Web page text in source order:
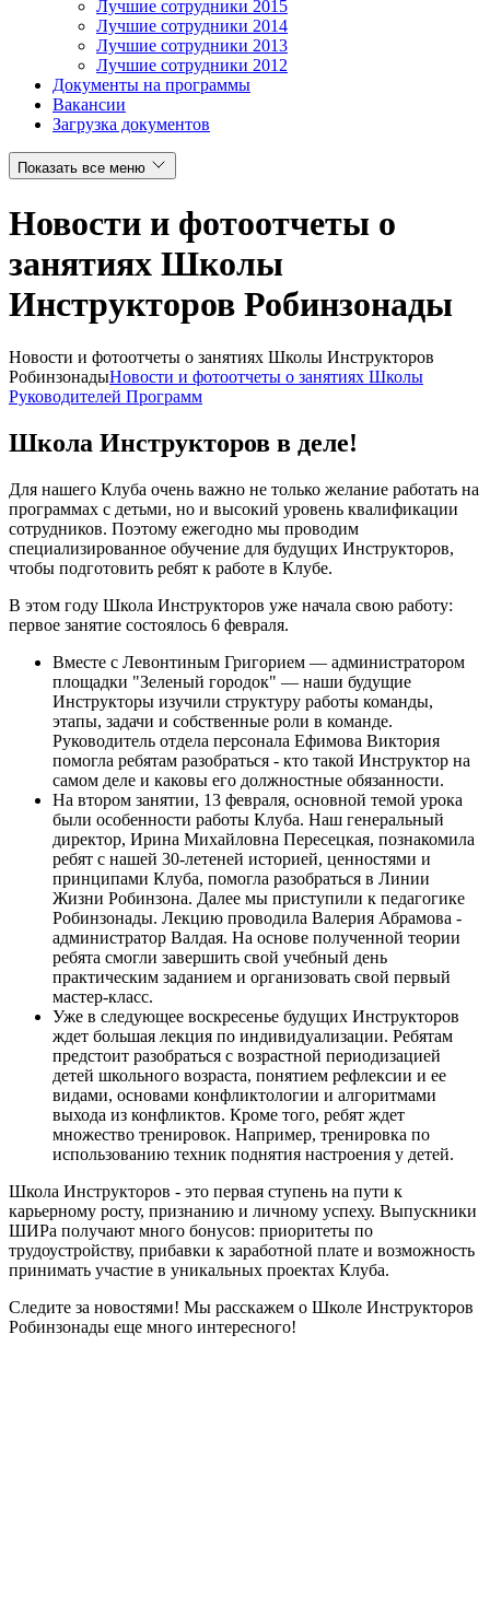
Лучшие сотрудники 2015
Лучшие сотрудники 2014
Лучшие сотрудники 2013
Лучшие сотрудники 2012
Документы на программы
Вакансии
Загрузка документов
Показать все меню
Новости и фотоотчеты о
занятиях Школы
Инструкторов Робинзонады
Новости и фотоотчеты о занятиях Школы Инструкторов
РобинзонадыНовости и фотоотчеты о занятиях Школы
Руководителей Программ
Школа Инструкторов в деле!
Для нашего Клуба очень важно не только желание работать на
программах с детьми, но и высокий уровень квалификации
сотрудников. Поэтому ежегодно мы проводим
специализированное обучение для будущих Инструкторов,
чтобы подготовить ребят к работе в Клубе.
В этом году Школа Инструкторов уже начала свою работу:
первое занятие состоялось 6 февраля.
Вместе с Левонтиным Григорием — администратором
площадки "Зеленый городок" — наши будущие
Инструкторы изучили структуру работы команды,
этапы, задачи и собственные роли в команде.
Руководитель отдела персонала Ефимова Виктория
помогла ребятам разобраться - кто такой Инструктор на
самом деле и каковы его должностные обязанности.
На втором занятии, 13 февраля, основной темой урока
были особенности работы Клуба. Наш генеральный
директор, Ирина Михайловна Пересецкая, познакомила
ребят с нашей 30-летеней историей, ценностями и
принципами Клуба, помогла разобраться в Линии
Жизни Робинзона. Далее мы приступили к педагогике
Робинзонады. Лекцию проводила Валерия Абрамова -
администратор Валдая. На основе полученной теории
ребята смогли завершить свой учебный день
практическим заданием и организовать свой первый
мастер-класс.
Уже в следующее воскресенье будущих Инструкторов
ждет большая лекция по индивидуализации. Ребятам
предстоит разобраться с возрастной периодизацией
детей школьного возраста, понятием рефлексии и ее
видами, основами конфликтологии и алгоритмами
выхода из конфликтов. Кроме того, ребят ждет
множество тренировок. Например, тренировка по
использованию техник поднятия настроения у детей.
Школа Инструкторов - это первая ступень на пути к
карьерному росту, признанию и личному успеху. Выпускники
ШИРа получают много бонусов: приоритеты по
трудоустройству, прибавки к заработной плате и возможность
принимать участие в уникальных проектах Клуба.
Следите за новостями! Мы расскажем о Школе Инструкторов
Робинзонады еще много интересного!